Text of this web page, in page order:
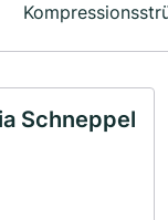
Schneppel